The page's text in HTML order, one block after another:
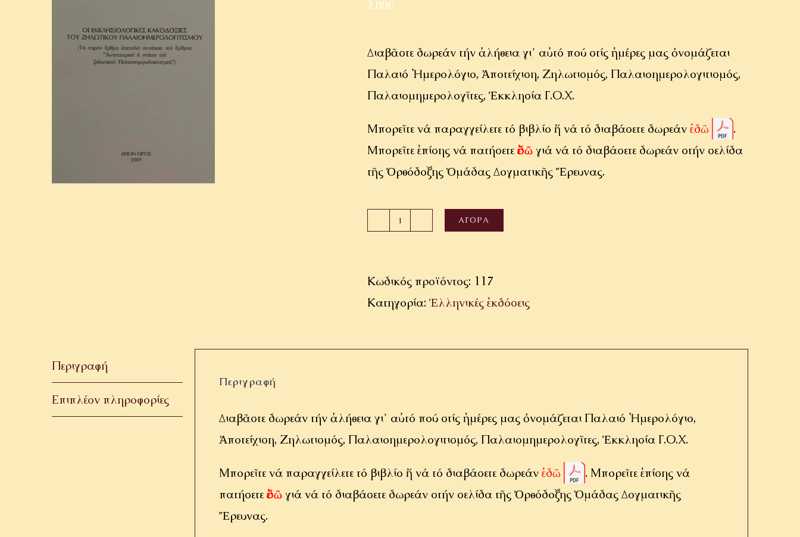
2,00€
Διαβᾶστε δωρεάν τήν ἀλήθεια γι᾿ αὐτό πού στίς ἡμέρες μας ὀνομάζεται
Παλαιό Ἡμερολόγιο, Ἀποτείχιση, Ζηλωτισμός, Παλαιοημερολογιτισμός,
Παλαιομημερολογῖτες, Ἐκκλησία Γ.Ο.Χ.
Μπορεῖτε νά παραγγείλετε τό βιβλίο ἤ νά τό διαβάσετε δωρεάνἐδῶ
.
Μπορεῖτε ἐπίσης νά πατήσετεἐδῶγιά νά τό διαβάσετε δωρεάν στήν σελίδα
τῆς Ὀρθόδοξης Ὁμάδας Δογματικῆς Ἔρευνας.
Οἱ
κακοδοξίες
τοῦ
ΑΓΟΡΆ
Κωδικός προϊόντος: 117
Κατηγορία: Ἑλληνικές ἐκδόσεις
Περιγραφή
Επιπλέον πληροφορίες
Περιγραφή
Διαβᾶστε δωρεάν τήν ἀλήθεια γι᾿ αὐτό πού στίς ἡμέρες μας ὀνομάζεται Παλαιό Ἡμερολόγιο,
Ἀποτείχιση, Ζηλωτισμός, Παλαιοημερολογιτισμός, Παλαιομημερολογῖτες, Ἐκκλησία Γ.Ο.Χ.
Μπορεῖτε νά παραγγείλετε τό βιβλίο ἤ νά τό διαβάσετε δωρεάνἐδῶ
. Μπορεῖτε ἐπίσης νά
πατήσετεἐδῶγιά νά τό διαβάσετε δωρεάν στήν σελίδα τῆς Ὀρθόδοξης Ὁμάδας Δογματικῆς
Ἔρευνας.